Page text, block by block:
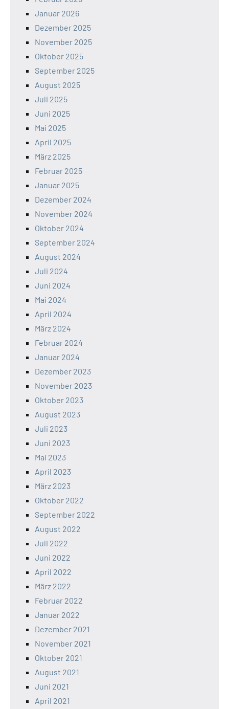
Januar 2026
Dezember 2025
November 2025
Oktober 2025
September 2025
August 2025
Juli 2025
Juni 2025
Mai 2025
April 2025
März 2025
Februar 2025
Januar 2025
Dezember 2024
November 2024
Oktober 2024
September 2024
August 2024
Juli 2024
Juni 2024
Mai 2024
April 2024
März 2024
Februar 2024
Januar 2024
Dezember 2023
November 2023
Oktober 2023
August 2023
Juli 2023
Juni 2023
Mai 2023
April 2023
März 2023
Oktober 2022
September 2022
August 2022
Juli 2022
Juni 2022
April 2022
März 2022
Februar 2022
Januar 2022
Dezember 2021
November 2021
Oktober 2021
August 2021
Juni 2021
April 2021